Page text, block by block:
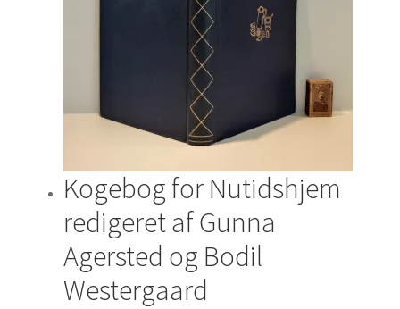
Kogebog for Nutidshjem
redigeret af Gunna
Agersted og Bodil
Westergaard